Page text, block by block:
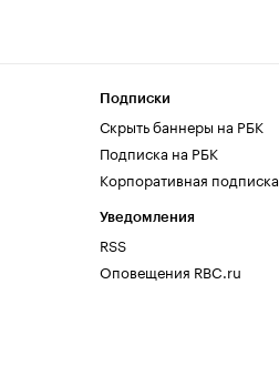
Подписки
Скрыть баннеры на РБК
Подписка на РБК
Корпоративная подписка
Уведомления
RSS
Оповещения RBC.ru